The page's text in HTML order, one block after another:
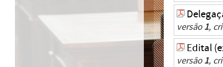
versão1,
Edital
versão1,